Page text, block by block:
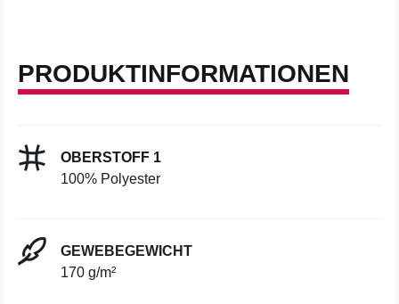
PRODUKTINFORMATIONEN
OBERSTOFF 1
100% Polyester
GEWEBEGEWICHT
170 g/m²